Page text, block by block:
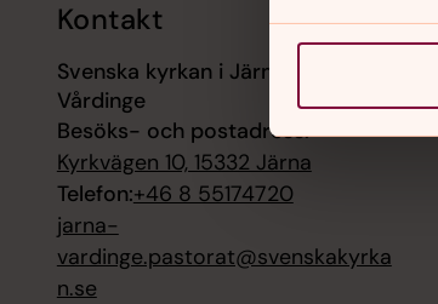
Kontakt
Svenska kyrkan i Järna och
Vårdinge
Besöks- och postadress:
Kyrkvägen 10, 15332 Järna
Telefon:+46 8 55174720
jarna-
vardinge.pastorat@svenskakyrka
n.se